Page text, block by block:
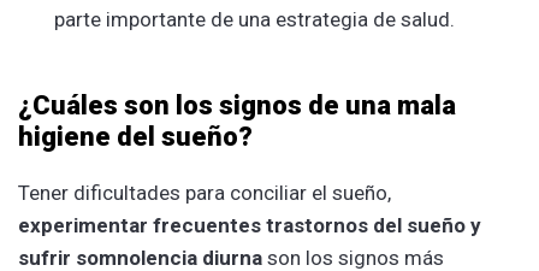
parte importante de una estrategia de salud.
¿Cuáles son los signos de una mala
higiene del sueño?
Tener dificultades para conciliar el sueño,
experimentar frecuentes trastornos del sueño y
sufrir somnolencia diurna son los signos más